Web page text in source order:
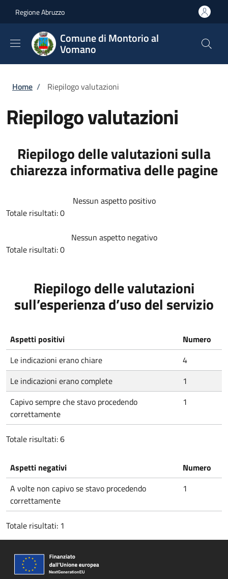
Regione Abruzzo
Comune di Montorio al
Vomano
Briciole di pane
Home / Riepilogo valutazioni
Riepilogo valutazioni
Riepilogo delle valutazioni sulla
chiarezza informativa delle pagine
Nessun aspetto positivo
Totale risultati: 0
Nessun aspetto negativo
Totale risultati: 0
Riepilogo delle valutazioni
sull’esperienza d’uso del servizio
Aspetti positivi
Numero
Le indicazioni erano chiare
4
Le indicazioni erano complete
1
Capivo sempre che stavo procedendo
correttamente
1
Totale risultati: 6
Aspetti negativi
Numero
A volte non capivo se stavo procedendo
correttamente
1
Totale risultati: 1